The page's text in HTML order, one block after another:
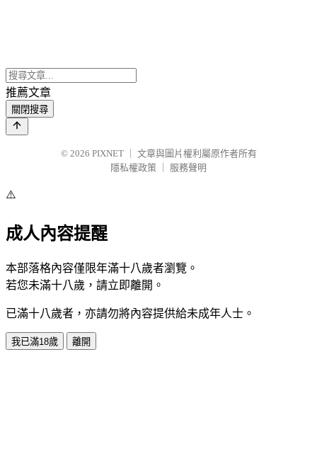
推薦文章
關閉搜尋
© 2026 PIXNET
文章與圖片權利屬原作者所有
隱私權政策
服務聲明
⚠️
成人內容提醒
本部落格內容僅限年滿十八歲者瀏覽。
若您未滿十八歲，請立即離開。
已滿十八歲者，亦請勿將內容提供給未成年人士。
我已滿18歲 離開